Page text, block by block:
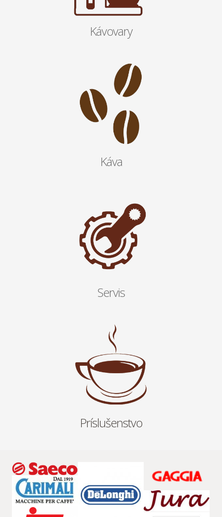
Kávovary
Káva
Servis
Príslušenstvo